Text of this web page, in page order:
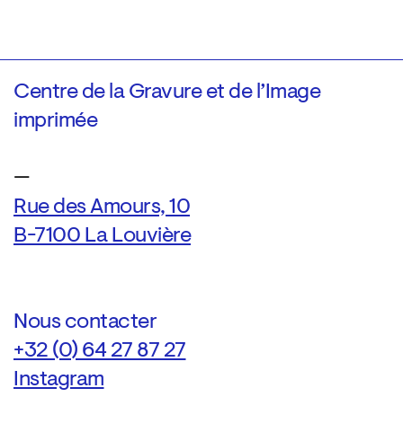
Centre de la Gravure et de l’Image
imprimée
—
Rue des Amours, 10
B-7100 La Louvière
Nous contacter
+32 (0) 64 27 87 27
Instagram